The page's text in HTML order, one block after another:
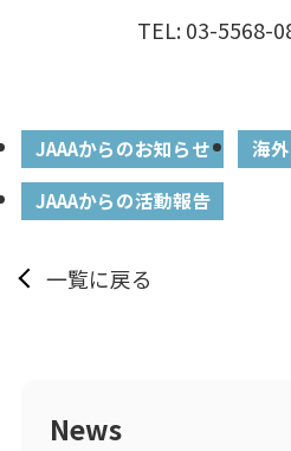
TEL: 03-5568-
JAAAからのお知らせ
海
JAAAからの活動報告
一覧に戻る
News